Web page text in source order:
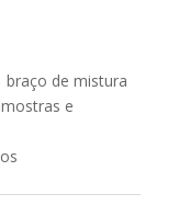
braço de mistura
e